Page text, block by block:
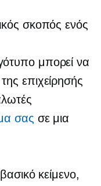
σκοπός ενός
μπορεί να
επιχείρησής
σας σε μια
κείμενο,